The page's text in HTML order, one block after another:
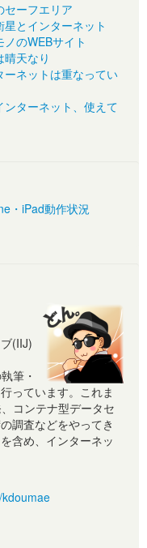
セーフエリア
とインターネット
のWEBサイト
天なり
ネットは重なってい
ターネット、使えて
・iPad動作状況
(IIJ)
筆・
っています。これま
コンテナ型データセ
調査などをやってき
含め、インターネッ